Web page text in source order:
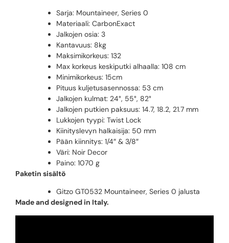
Sarja: Mountaineer, Series 0
Materiaali: CarbonExact
Jalkojen osia: 3
Kantavuus: 8kg
Maksimikorkeus: 132
Max korkeus keskiputki alhaalla: 108 cm
Minimikorkeus: 15cm
Pituus kuljetusasennossa: 53 cm
Jalkojen kulmat: 24°, 55°, 82°
Jalkojen putkien paksuus: 14.7, 18.2, 21.7 mm
Lukkojen tyypi: Twist Lock
Kiinityslevyn halkaisija: 50 mm
Pään kiinnitys: 1/4″ & 3/8″
Väri: Noir Decor
Paino: 1070 g
Paketin sisältö
Gitzo GT0532 Mountaineer, Series 0 jalusta
Made and designed in Italy.